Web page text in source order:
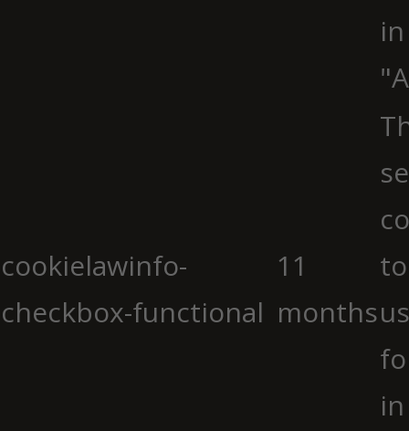
cookielawinfo-
checkbox-functional
11
months